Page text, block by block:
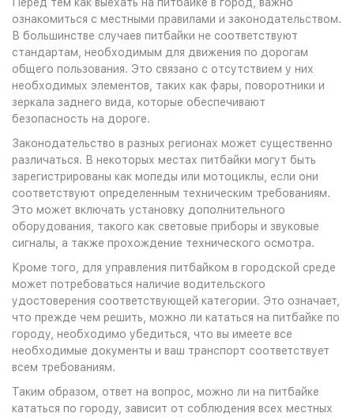
ознакомиться с местными правилами и законодательством.
В большинстве случаев питбайки не соответствуют
стандартам, необходимым для движения по дорогам
общего пользования. Это связано с отсутствием у них
необходимых элементов, таких как фары, поворотники и
зеркала заднего вида, которые обеспечивают
безопасность на дороге.
Законодательство в разных регионах может существенно
различаться. В некоторых местах питбайки могут быть
зарегистрированы как мопеды или мотоциклы, если они
соответствуют определенным техническим требованиям.
Это может включать установку дополнительного
оборудования, такого как световые приборы и звуковые
сигналы, а также прохождение технического осмотра.
Кроме того, для управления питбайком в городской среде
может потребоваться наличие водительского
удостоверения соответствующей категории. Это означает,
что прежде чем решить, можно ли кататься на питбайке по
городу, необходимо убедиться, что вы имеете все
необходимые документы и ваш транспорт соответствует
всем требованиям.
Таким образом, ответ на вопрос, можно ли на питбайке
кататься по городу, зависит от соблюдения всех местных